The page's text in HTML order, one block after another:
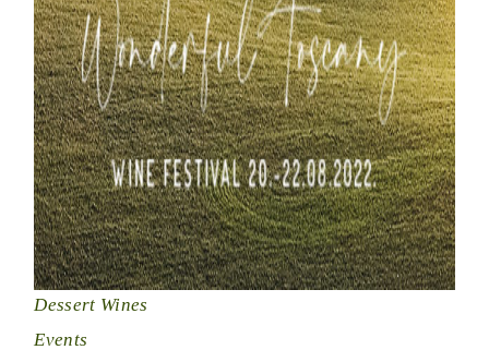
Dessert Wines
Events